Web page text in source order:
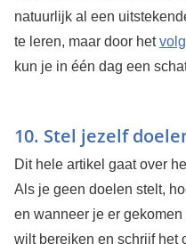
natuurlijk al een
te leren, maar door het
kun je in één dag een
10. Stel jezelf
Dit hele artikel gaat over
Als je geen doelen stelt,
en wanneer je er
wilt bereiken en schrijf het